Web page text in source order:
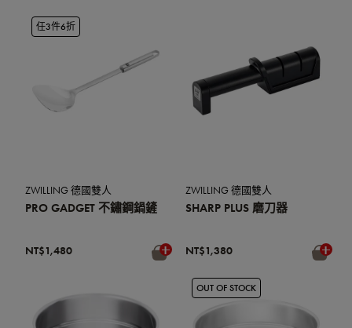
任3件6折
ZWILLING 德國雙人
PRO GADGET 不鏽鋼鍋鏟
NT$1,480
ZWILLING 德國雙人
SHARP PLUS 磨刀器
NT$1,380
OUT OF STOCK